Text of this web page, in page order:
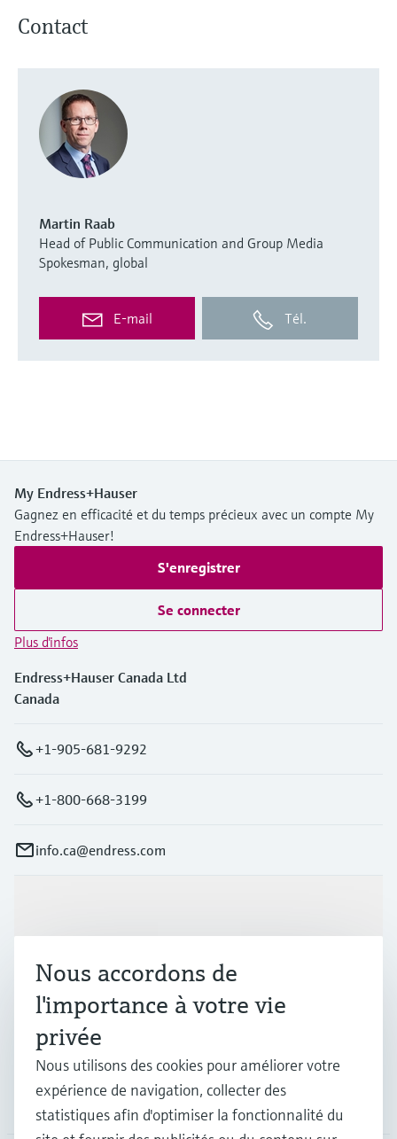
Contact
Martin Raab
Head of Public Communication and Group Media
Spokesman, global
E-mail Tél.
My Endress+Hauser
Gagnez en efficacité et du temps précieux avec un compte My
Endress+Hauser!
S'enregistrer
Se connecter
Plus d'infos
Endress+Hauser Canada Ltd
Canada
+1-905-681-9292
+1-800-668-3199
info.ca@endress.com
Industries
Support
Société
Nous accordons de
l'importance à votre vie
privée
Nous utilisons des cookies pour améliorer votre
expérience de navigation, collecter des
statistiques afin d'optimiser la fonctionnalité du